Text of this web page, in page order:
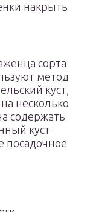
накрыть
сорта
метод
куст,
несколько
содержать
куст
посадочное